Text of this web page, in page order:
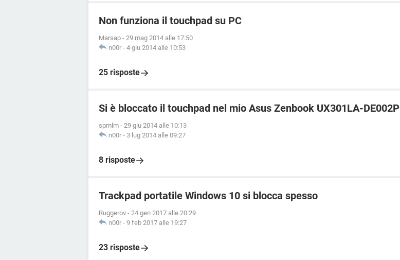
Non funziona il touchpad su PC
Marsap - 29 mag 2014 alle 17:50
n00r - 4 giu 2014 alle 10:53
25 risposte
Si è bloccato il touchpad nel mio Asus Zenbook UX301LA-DE002P
spmlm - 29 giu 2014 alle 10:13
n00r - 3 lug 2014 alle 09:27
8 risposte
Trackpad portatile Windows 10 si blocca spesso
Ruggerov - 24 gen 2017 alle 20:29
n00r - 9 feb 2017 alle 19:27
23 risposte